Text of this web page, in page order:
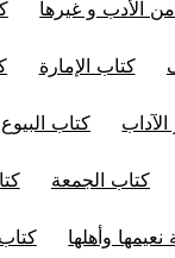
الأدب و غيرها
كتاب الإمارة
كتاب البيوع
كتاب الجمعة
وأهلها